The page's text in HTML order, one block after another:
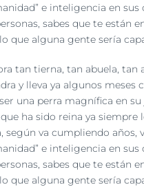
e inteligencia en sus
sabes que te están
que alguna gente sería
tan tierna, tan abuela, tan
y lleva ya algunos meses
una perra magnífica en
ha sido reina ya siempre
según va cumpliendo años,
e inteligencia en sus
sabes que te están
que alguna gente sería